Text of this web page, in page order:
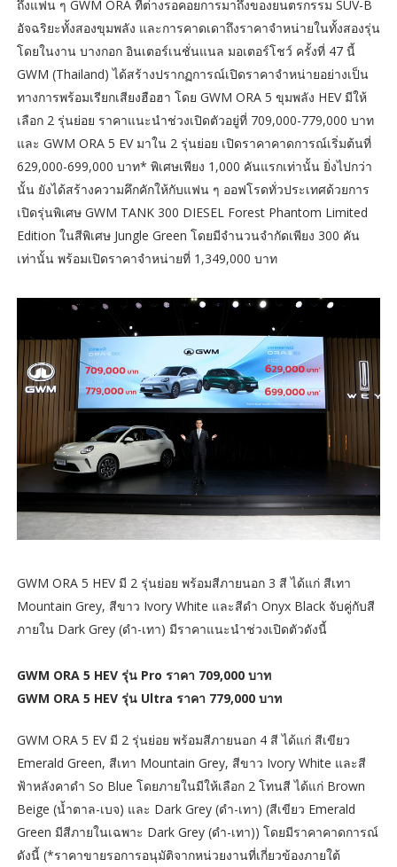
ถึงแฟน ๆ GWM ORA ที่ต่างรอคอยการมาถึงของยนตรกรรม SUV-B
อัจฉริยะทั้งสองขุมพลัง และการคาดเดาถึงราคาจำหน่ายในทั้งสองรุ่น
โดยในงาน บางกอก อินเตอร์เนชั่นแนล มอเตอร์โชว์ ครั้งที่ 47 นี้
GWM (Thailand) ได้สร้างปรากฏการณ์เปิดราคาจำหน่ายอย่างเป็น
ทางการพร้อมเรียกเสียงฮือฮา โดย GWM ORA 5 ขุมพลัง HEV มีให้
เลือก 2 รุ่นย่อย ราคาแนะนำช่วงเปิดตัวอยู่ที่ 709,000-779,000 บาท
และ GWM ORA 5 EV มาใน 2 รุ่นย่อย เปิดราคาคาดการณ์เริ่มต้นที่
629,000-699,000 บาท* พิเศษเพียง 1,000 คันแรกเท่านั้น ยิ่งไปกว่า
นั้น ยังได้สร้างความคึกคักให้กับแฟน ๆ ออฟโรดทั่วประเทศด้วยการ
เปิดรุ่นพิเศษ GWM TANK 300 DIESEL Forest Phantom Limited
Edition ในสีพิเศษ Jungle Green โดยมีจำนวนจำกัดเพียง 300 คัน
เท่านั้น พร้อมเปิดราคาจำหน่ายที่ 1,349,000 บาท
GWM ORA 5 HEV มี 2 รุ่นย่อย พร้อมสีภายนอก 3 สี ได้แก่ สีเทา
Mountain Grey, สีขาว Ivory White และสีดำ Onyx Black จับคู่กับสี
ภายใน Dark Grey (ดำ-เทา) มีราคาแนะนำช่วงเปิดตัวดังนี้
GWM ORA 5 HEV รุ่น Pro ราคา 709,000 บาท
GWM ORA 5 HEV รุ่น Ultra ราคา 779,000 บาท
GWM ORA 5 EV มี 2 รุ่นย่อย พร้อมสีภายนอก 4 สี ได้แก่ สีเขียว
Emerald Green, สีเทา Mountain Grey, สีขาว Ivory White และสี
ฟ้าหลังคาดำ So Blue โดยภายในมีให้เลือก 2 โทนสี ได้แก่ Brown
Beige (น้ำตาล-เบจ) และ Dark Grey (ดำ-เทา) (สีเขียว Emerald
Green มีสีภายในเฉพาะ Dark Grey (ดำ-เทา)) โดยมีราคาคาดการณ์
ดังนี้ (*ราคาขายรอการอนุมัติจากหน่วยงานที่เกี่ยวข้องภายใต้